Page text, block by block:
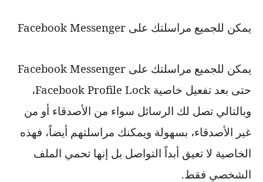
يمكن للجميع مراسلتك علىFacebook Messenger
يمكن للجميع مراسلتك علىFacebook Messenger
حتى بعد تفعيل خاصيةFacebook Profile Lock،
وبالتالي تصل لك الرسائل سواء من الأصدقاء أو من
غير الأصدقاء، بسهولة ويمكنك مراسلتهم أيضاً، فهذه
الخاصية لا تعيق أبداً التواصل بل إنها تحمي الملف
الشخصي فقط.